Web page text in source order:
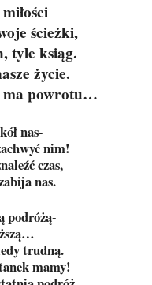
ścieżki,
tyle ksiąg.
życie.
ma powrotu…
nas-
nim!
czas,
nas.
podróżą-
trudną.
mamy!